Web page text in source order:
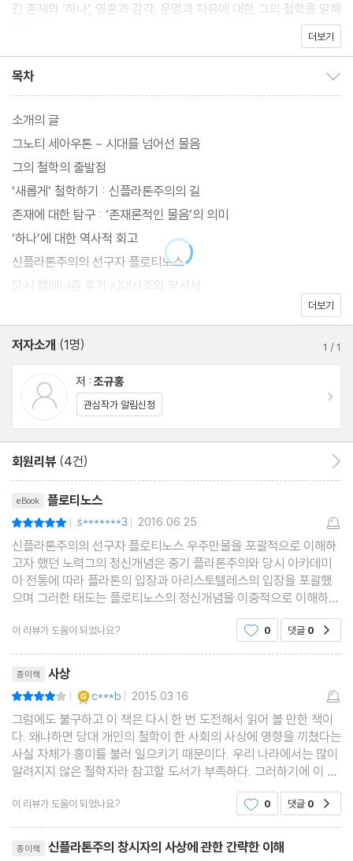
긴 존재와 ‘하나’, 영혼과 감각, 운명과 자유에 대한 그의 철학을 말해
더보기
목차
소개의 글
그노티 세아우톤－시대를 넘어선 물음
그의 철학의 출발점
‘새롭게’ 철학하기 : 신플라톤주의의 길
존재에 대한 탐구 : ‘존재론적인 물음’의 의미
‘하나’에 대한 역사적 회고
신플라톤주의의 선구자 플로티노스
당시 헬레니즘 후기 시대사조와 맞서서
더보기
저자소개 (1명) 1 /1
저 : 조규홍
관심작가 알림신청
회원리뷰 (4건)
eBook 플로티노스
| s*******3 | 2016.06.25
신플라톤주의의 선구자 플로티노스 우주만물을 포괄적으로 이해하
고자 했던 노력그의 정신개념은 중기 플라톤주의와 당시 아카데미
아 전통에 따라 플라톤의 입장과 아리스토텔레스의 입장을 포괄했
으며 그러한 태도는 플로티노스의 정신개념을 이중적으로 이해하게
끔 하네요삶을 운명적으로 이해하려는 사고방식에 대해서 플로티노
스의 생각들을 알수 있어서 좋았습니다
이 리뷰가 도움이 되었나요? 0 댓글 0
종이책 사상
| c***b | 2015.03.16
그럼에도 불구하고 이 책은 다시 한 번 도전해서 읽어 볼 만한 책이
다. 왜냐하면 당대 개인의 철학이 한 사회의 사상에 영향을 끼쳤다는
사실 자체가 흥미를 불러 일으키기 때문이다. 우리 나라에서는 많이
알려지지 않은 철학자라 참고할 도서가 부족하다. 그러하기에 이 책
을 통하여 플로티노스 철학을 정리해보는 수 밖에 달리 뾰족한 수가
없기도 하다.
이 리뷰가 도움이 되었나요? 0 댓글 0
종이책 신플라톤주의 창시자의 사상에 관한 간략한 이해